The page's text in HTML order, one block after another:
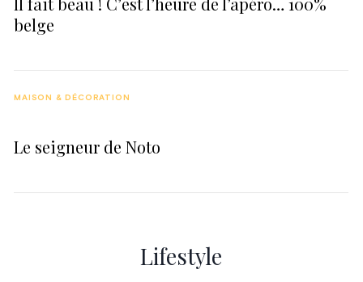
belge
Le seigneur de Noto
MAISON & DÉCORATION
Lifestyle